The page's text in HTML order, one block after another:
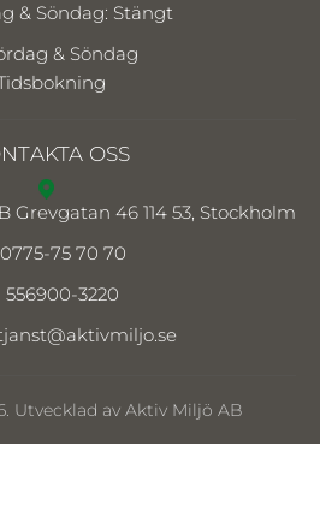
& Söndag: Stängt
& Söndag
OSS
Grevgatan 46 114 53, Stockholm
0775-75 70 70
556900-3220
Utvecklad av Aktiv Miljö AB